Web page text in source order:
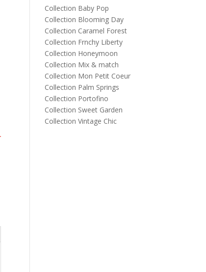
Collection Baby Pop
Collection Blooming Day
Collection Caramel Forest
Collection Frnchy Liberty
Collection Honeymoon
Collection Mix & match
Collection Mon Petit Coeur
Collection Palm Springs
Collection Portofino
Collection Sweet Garden
Collection Vintage Chic